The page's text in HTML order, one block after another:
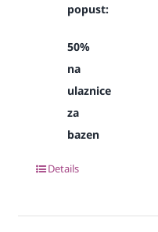
popust:
50%
na
ulaznice
za
bazen
Details